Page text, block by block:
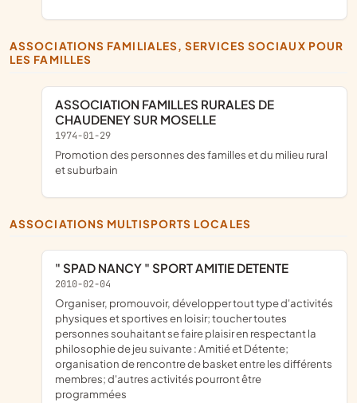
ASSOCIATIONS FAMILIALES, SERVICES SOCIAUX POUR
LES FAMILLES
ASSOCIATION FAMILLES RURALES DE
CHAUDENEY SUR MOSELLE
1974-01-29
Promotion des personnes des familles et du milieu rural
et suburbain
ASSOCIATIONS MULTISPORTS LOCALES
" SPAD NANCY " SPORT AMITIE DETENTE
2010-02-04
organiser, promouvoir, développer tout type d'activités
physiques et sportives en loisir; toucher toutes
personnes souhaitant se faire plaisir en respectant la
philosophie de jeu suivante : Amitié et Détente;
organisation de rencontre de basket entre les différents
membres; d'autres activités pourront être
programmées